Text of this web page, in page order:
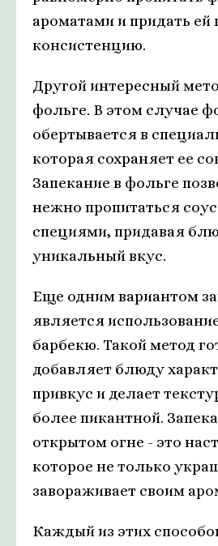
ароматами и придать
консистенцию.
Другой интересный
фольге. В этом случае
обертывается в
которая сохраняет ее
Запекание в фольге
нежно пропитаться
специями, придавая
уникальный вкус.
Еще одним вариантом
является
барбекю. Такой метод
добавляет блюду
привкус и делает
более пикантной.
открытом огне - это
которое не только
завораживает своим
Каждый из этих